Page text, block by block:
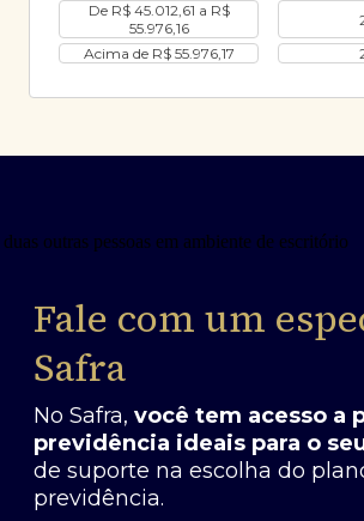
De R$ 45.012,61 a R$
55.976,16
Acima de R$ 55.976,17
Fale com um
Safra
No Safra, você tem acesso a
previdência ideais para o
de suporte na escolha do
previdência.